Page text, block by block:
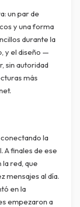
un par de
y una forma
durante la
y el diseño —
sin autoridad
más
la
A finales de ese
red, que
mensajes al día.
en la
empezaron a